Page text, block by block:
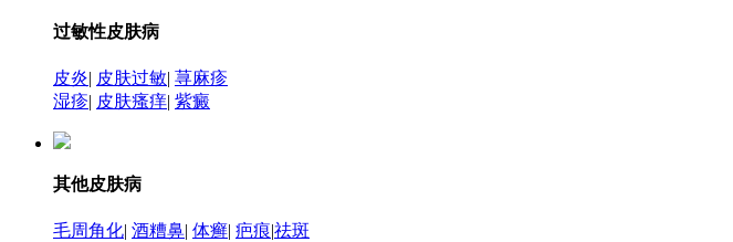
过敏性皮肤病
皮炎| 皮肤过敏| 荨麻疹
湿疹| 皮肤瘙痒| 紫癜
其他皮肤病
毛周角化| 酒糟鼻| 体癣| 疤痕|祛斑